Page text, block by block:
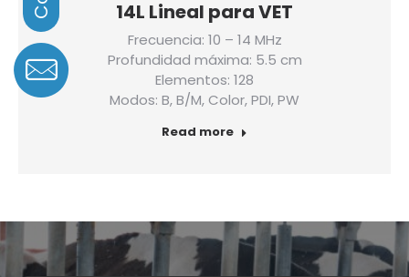
14L Lineal para VET
Frecuencia: 10 – 14 MHz
Profundidad máxima: 5.5 cm
Elementos: 128
Modos: B, B/M, Color, PDI, PW
Read more